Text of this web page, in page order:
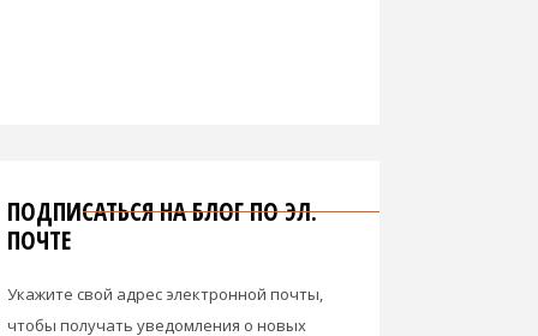
ПОДПИСАТЬСЯ НА БЛОГ ПО ЭЛ.
ПОЧТЕ
Укажите свой адрес электронной почты,
чтобы получать уведомления о новых